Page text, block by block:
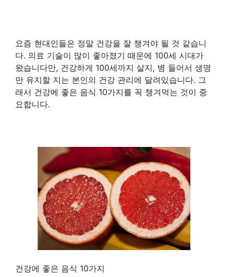
요즘 현대인들은 정말 건강을 잘 챙겨야 될 것 같습니
다. 의료 기술이 많이 좋아졌기 때문에 100세 시대가
왔습니다만, 건강하게 100세까지 살지, 병 들어서 생명
만 유지할 지는 본인의 건강 관리에 달려있습니다. 그
래서 건강에 좋은 음식 10가지를 꼭 챙겨먹는 것이 중
요합니다.
건강에 좋은 음식 10가지